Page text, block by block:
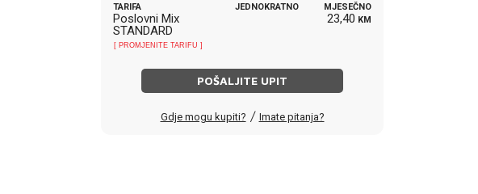
TARIFA
Poslovni Mix
STANDARD
[ PROMJENITE TARIFU ]
JEDNOKRATNO MJESEČNO
23,40 KM
POŠALJITE UPIT
Gdje mogu kupiti? / Imate pitanja?